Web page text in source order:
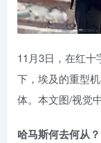
11月3日，在红
下，埃及的重型
体。本文图/视觉
哈马斯何去何从？